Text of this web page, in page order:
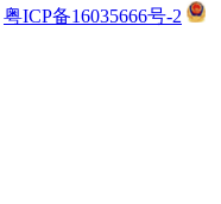
粤ICP备16035666号-2